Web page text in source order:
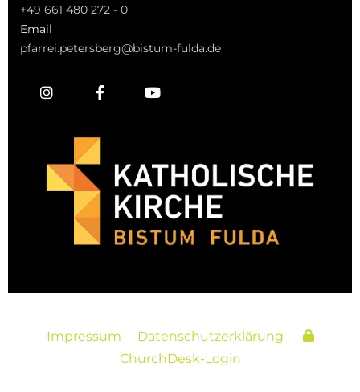
+49 661 480 272 - 0
Email
pfarrei.petersberg@bistum-fulda.de
Impressum
Datenschutzerklärung
ChurchDesk-Login